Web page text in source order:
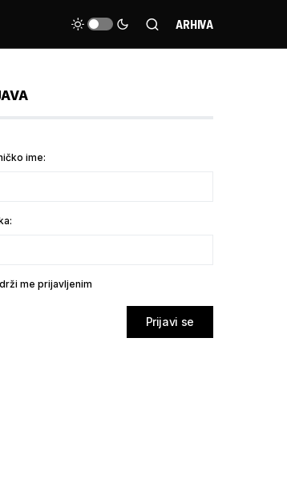
ARHIVA
ime:
me prijavljenim
Prijavi se